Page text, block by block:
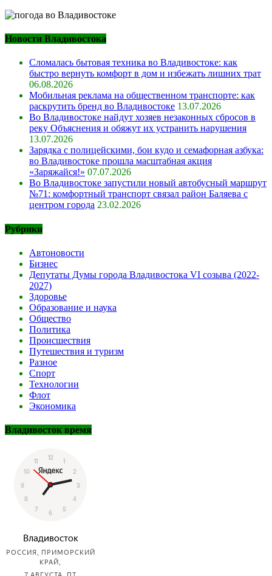
Новости Владивостока
Сломалась бытовая техника во Владивостоке: как
быстро вернуть комфорт в дом и избежать лишних трат
06.08.2026
Мобильная реклама на общественном транспорте: как
раскрутить бренд во Владивостоке 13.07.2026
Во Владивостоке найдут хозяев незаконных сбросов в
реку Объяснения и обяжут их устранить нарушения
13.07.2026
Зарядка с полицейскими, бои кудо и семафорная азбука:
во Владивостоке прошла масштабная акция
«Заряжайся!» 07.07.2026
Во Владивостоке запустили новый автобусный маршрут
№71: комфортный транспорт связал район Баляева с
центром города 23.02.2026
Рубрики
Автоновости
Бизнес
Депутаты Думы города Владивостока VI созыва (2022-
2027)
Здоровье
Образование и наука
Общество
Политика
Происшествия
Путешествия и туризм
Разное
Спорт
Технологии
Флот
Экономика
Владивосток время